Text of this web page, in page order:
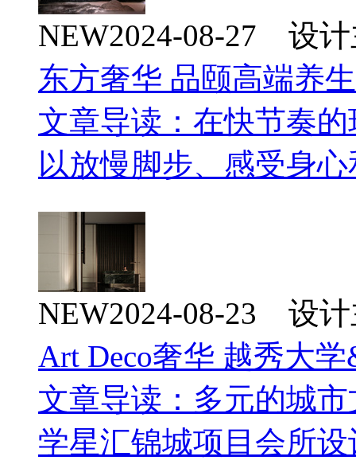
NEW2024-08-27 设
东方奢华 品颐高端养
文章导读：在快节奏
以放慢脚步、感受身
NEW2024-08-23 设
Art Deco奢华 越秀大
文章导读：多元的城
学星汇锦城项目会所